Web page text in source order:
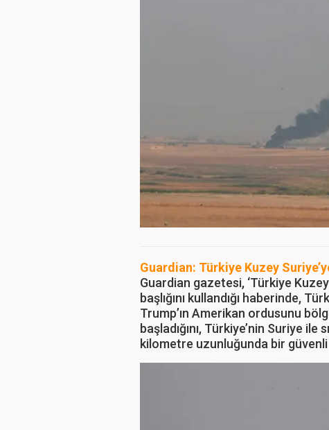
Guardian: Türkiye Kuzey
Guardian gazetesi, ‘Türkiye
başlığını kullandığı haberinde,
Trump’ın Amerikan ordusunu
başladığını, Türkiye’nin Suriye ile
kilometre uzunluğunda bir